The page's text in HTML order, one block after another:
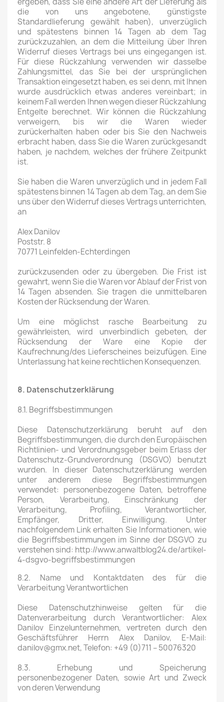
die von uns angebotene, günstigste
Standardlieferung gewählt haben), unverzüglich
und spätestens binnen 14 Tagen ab dem Tag
zurückzuzahlen, an dem die Mitteilung über Ihren
Widerruf dieses Vertrags bei uns eingegangen ist.
Für diese Rückzahlung verwenden wir dasselbe
Zahlungsmittel, das Sie bei der ursprünglichen
Transaktion eingesetzt haben, es sei denn, mit Ihnen
wurde ausdrücklich etwas anderes vereinbart; in
keinem Fall werden Ihnen wegen dieser Rückzahlung
Entgelte berechnet. Wir können die Rückzahlung
verweigern, bis wir die Waren wieder
zurückerhalten haben oder bis Sie den Nachweis
erbracht haben, dass Sie die Waren zurückgesandt
haben, je nachdem, welches der frühere Zeitpunkt
ist.
Sie haben die Waren unverzüglich und in jedem Fall
spätestens binnen 14 Tagen ab dem Tag, an dem Sie
uns über den Widerruf dieses Vertrags unterrichten,
an
Alex Danilov
Poststr. 8
70771 Leinfelden-Echterdingen
zurückzusenden oder zu übergeben. Die Frist ist
gewahrt, wenn Sie die Waren vor Ablauf der Frist von
14 Tagen absenden. Sie tragen die unmittelbaren
Kosten der Rücksendung der Waren.
Um eine möglichst rasche Bearbeitung zu
gewährleisten, wird unverbindlich gebeten, der
Rücksendung der Ware eine Kopie der
Kaufrechnung/des Lieferscheines beizufügen. Eine
Unterlassung hat keine rechtlichen Konsequenzen.
8. Datenschutzerklärung
8.1. Begriffsbestimmungen
Diese Datenschutzerklärung beruht auf den
Begriffsbestimmungen, die durch den Europäischen
Richtlinien- und Verordnungsgeber beim Erlass der
Datenschutz-Grundverordnung (DSGVO) benutzt
wurden. In dieser Datenschutzerklärung werden
unter anderem diese Begriffsbestimmungen
verwendet: personenbezogene Daten, betroffene
Person, Verarbeitung, Einschränkung der
Verarbeitung, Profiling, Verantwortlicher,
Empfänger, Dritter, Einwilligung. Unter
nachfolgendem Link erhalten Sie Informationen, wie
die Begriffsbestimmungen im Sinne der DSGVO zu
verstehen sind: http://www.anwaltblog24.de/artikel-
4-dsgvo-begriffsbestimmungen
8.2. Name und Kontaktdaten des für die
Verarbeitung Verantwortlichen
Diese Datenschutzhinweise gelten für die
Datenverarbeitung durch Verantwortlicher: Alex
Danilov Einzelunternehmen, vertreten durch den
Geschäftsführer Herrn Alex Danilov, E-Mail:
danilov@gmx.net, Telefon: +49 (0)711 – 50076320
8.3. Erhebung und Speicherung
personenbezogener Daten, sowie Art und Zweck
von deren Verwendung